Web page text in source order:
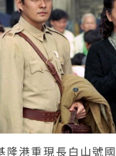
隆港重現長白山號